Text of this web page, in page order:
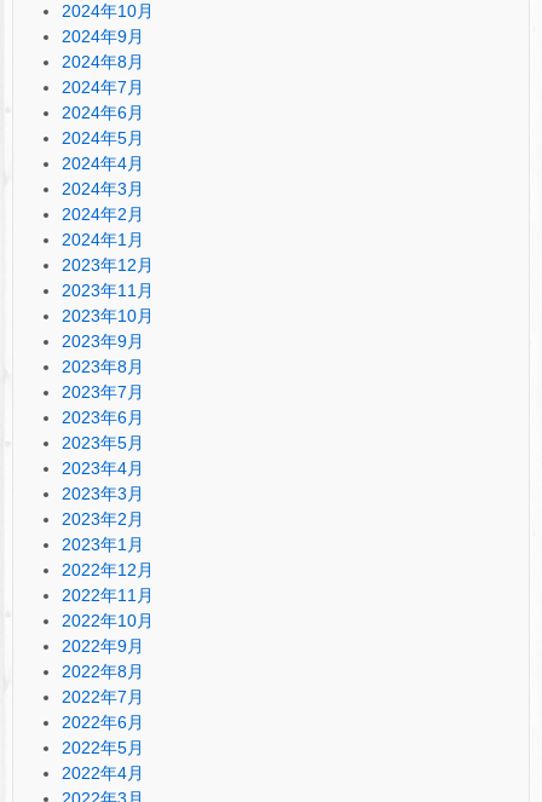
2024年10月
2024年9月
2024年8月
2024年7月
2024年6月
2024年5月
2024年4月
2024年3月
2024年2月
2024年1月
2023年12月
2023年11月
2023年10月
2023年9月
2023年8月
2023年7月
2023年6月
2023年5月
2023年4月
2023年3月
2023年2月
2023年1月
2022年12月
2022年11月
2022年10月
2022年9月
2022年8月
2022年7月
2022年6月
2022年5月
2022年4月